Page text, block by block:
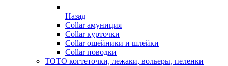
Назад
Collar амуниция
Collar курточки
Collar ошейники и шлейки
Collar поводки
ТОТО когтеточки, лежаки, вольеры, пеленки